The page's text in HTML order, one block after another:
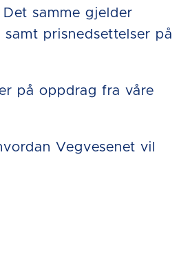
samme gjelder
prisnedsettelser på
på oppdrag fra våre
Vegvesenet vil